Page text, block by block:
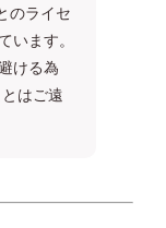
のライセ
います。
ける為
はご遠